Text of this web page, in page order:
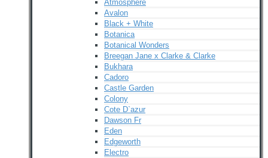
Atmosphere
Avalon
Black + White
Botanica
Botanical Wonders
Breegan Jane x Clarke & Clarke
Bukhara
Cadoro
Castle Garden
Colony
Cote D`azur
Dawson Fr
Eden
Edgeworth
Electro